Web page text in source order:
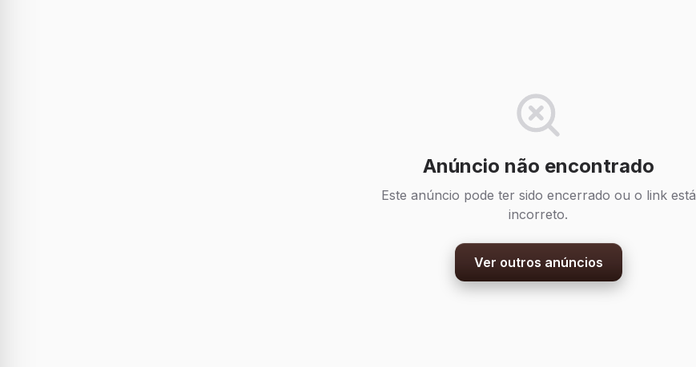
Anúncio não encontrado
Este anúncio pode ter sido encerrado ou o link está
incorreto.
Ver outros anúncios